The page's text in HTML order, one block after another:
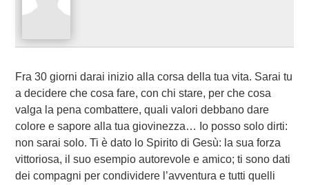
Fra 30 giorni darai inizio alla corsa della tua vita. Sarai tu
a decidere che cosa fare, con chi stare, per che cosa
valga la pena combattere, quali valori debbano dare
colore e sapore alla tua giovinezza… Io posso solo dirti:
non sarai solo. Ti è dato lo Spirito di Gesù: la sua forza
vittoriosa, il suo esempio autorevole e amico; ti sono dati
dei compagni per condividere l’avventura e tutti quelli